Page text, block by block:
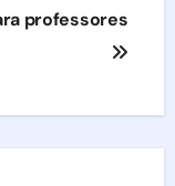
professores